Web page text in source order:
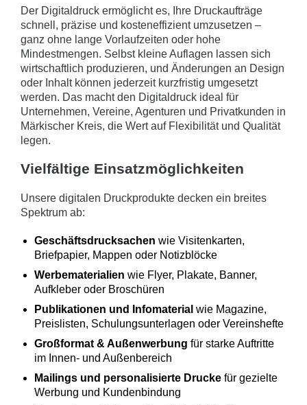
Der Digitaldruck ermöglicht es, Ihre Druckaufträge
schnell, präzise und kosteneffizient umzusetzen –
ganz ohne lange Vorlaufzeiten oder hohe
Mindestmengen. Selbst kleine Auflagen lassen sich
wirtschaftlich produzieren, und Änderungen an Design
oder Inhalt können jederzeit kurzfristig umgesetzt
werden. Das macht den Digitaldruck ideal für
Unternehmen, Vereine, Agenturen und Privatkunden in
Märkischer Kreis, die Wert auf Flexibilität und Qualität
legen.
Vielfältige Einsatzmöglichkeiten
Unsere digitalen Druckprodukte decken ein breites
Spektrum ab:
Geschäftsdrucksachen wie Visitenkarten,
Briefpapier, Mappen oder Notizblöcke
Werbematerialien wie Flyer, Plakate, Banner,
Aufkleber oder Broschüren
Publikationen und Infomaterial wie Magazine,
Preislisten, Schulungsunterlagen oder Vereinshefte
Großformat & Außenwerbung für starke Auftritte
im Innen- und Außenbereich
Mailings und personalisierte Drucke für gezielte
Werbung und Kundenbindung